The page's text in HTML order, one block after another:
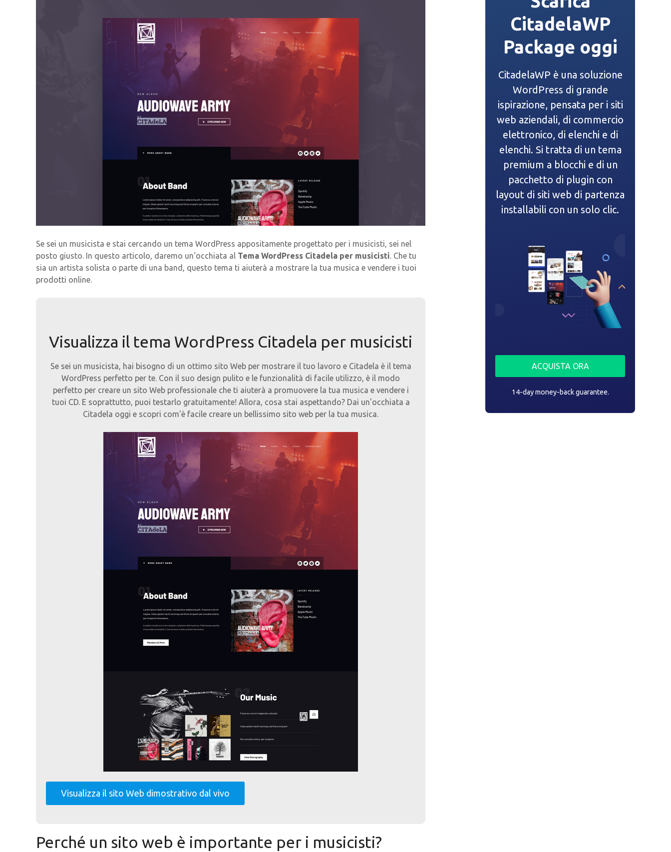
Se sei un musicista e stai cercando un tema WordPress appositamente progettato per i musicisti, sei nel
posto giusto. In questo articolo, daremo un'occhiata al Tema WordPress Citadela per musicisti. Che tu
sia un artista solista o parte di una band, questo tema ti aiuterà a mostrare la tua musica e vendere i tuoi
prodotti online.
Visualizza il tema WordPress Citadela per musicisti
Se sei un musicista, hai bisogno di un ottimo sito Web per mostrare il tuo lavoro e Citadela è il tema
WordPress perfetto per te. Con il suo design pulito e le funzionalità di facile utilizzo, è il modo
perfetto per creare un sito Web professionale che ti aiuterà a promuovere la tua musica e vendere i
tuoi CD. E soprattutto, puoi testarlo gratuitamente! Allora, cosa stai aspettando? Dai un'occhiata a
Citadela oggi e scopri com'è facile creare un bellissimo sito web per la tua musica.
Visualizza il sito Web dimostrativo dal vivo
Perché un sito web è importante per i musicisti?
CitadelaWP
Package oggi
CitadelaWP è una soluzione
WordPress di grande
ispirazione, pensata per i siti
web aziendali, di commercio
elettronico, di elenchi e di
elenchi. Si tratta di un tema
premium a blocchi e di un
pacchetto di plugin con
layout di siti web di partenza
installabili con un solo clic.
ACQUISTA ORA
14-day money-back guarantee.